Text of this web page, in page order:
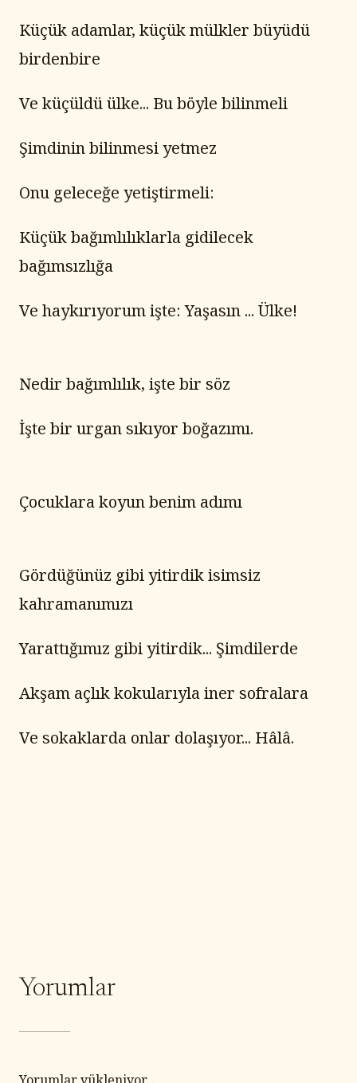
Küçük adamlar, küçük mülkler büyüdü
birdenbire
Ve küçüldü ülke... Bu böyle bilinmeli
Şimdinin bilinmesi yetmez
Onu geleceğe yetiştirmeli:
Küçük bağımlılıklarla gidilecek
bağımsızlığa
Ve haykırıyorum işte: Yaşasın ... Ülke!
Nedir bağımlılık, işte bir söz
İşte bir urgan sıkıyor boğazımı.
Çocuklara koyun benim adımı
Gördüğünüz gibi yitirdik isimsiz
kahramanımızı
Yarattığımız gibi yitirdik... Şimdilerde
Akşam açlık kokularıyla iner sofralara
Ve sokaklarda onlar dolaşıyor... Hâlâ.
Yorumlar
Yorumlar yükleniyor...